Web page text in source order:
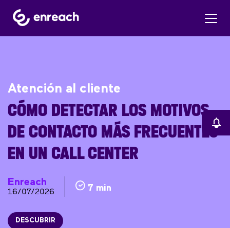
Atención al cliente
CÓMO DETECTAR LOS MOTIVOS
DE CONTACTO MÁS FRECUENTES
EN UN CALL CENTER
Enreach
16/07/2026 7 min
DESCUBRIR